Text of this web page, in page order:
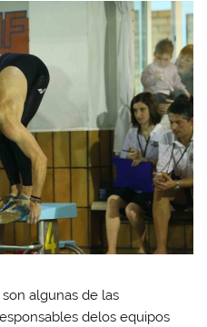
son algunas de las
delos equipos